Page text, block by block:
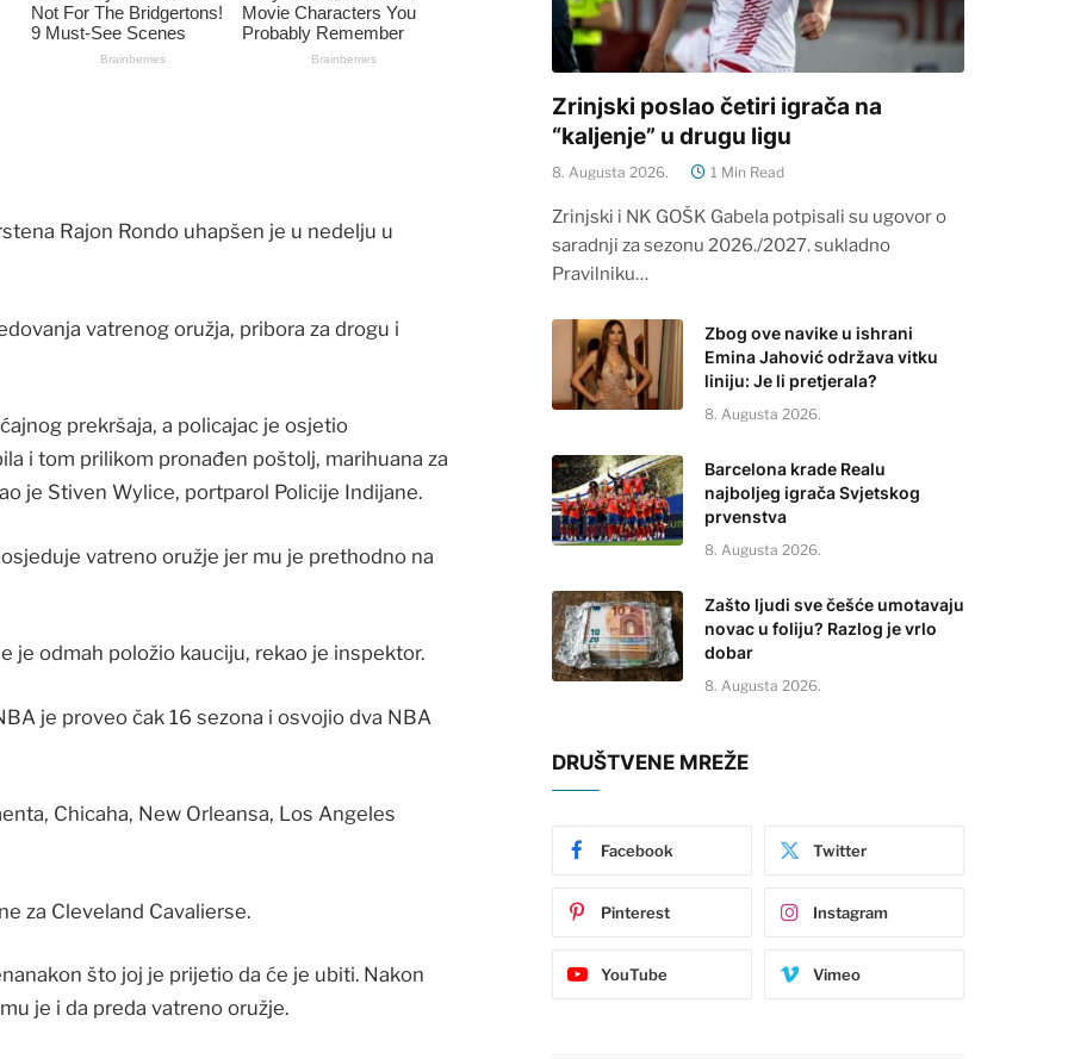
Rajon Rondo uhapšen je u nedelju u
vatrenog oružja, pribora za drogu i
prekršaja, a policajac je osjetio
i tom prilikom pronađen poštolj, marihuana za
je Stiven Wylice, portparol Policije Indijane.
vatreno oružje jer mu je prethodno na
je odmah položio kauciju, rekao je inspektor.
je proveo čak 16 sezona i osvojio dva NBA
Chicaha, New Orleansa, Los Angeles
za Cleveland Cavalierse.
što joj je prijetio da će je ubiti. Nakon
je i da preda vatreno oružje.
Zrinjski poslao četiri igrača na
“kaljenje” u drugu ligu
8. Augusta 2026. 1 Min Read
Zrinjski i NK GOŠK Gabela potpisali su ugovor o
saradnji za sezonu 2026./2027. sukladno
Pravilniku…
Zbog ove navike u ishrani
Emina Jahović održava vitku
liniju: Je li pretjerala?
8. Augusta 2026.
Barcelona krade Realu
najboljeg igrača Svjetskog
prvenstva
8. Augusta 2026.
Zašto ljudi sve češće umotavaju
novac u foliju? Razlog je vrlo
dobar
8. Augusta 2026.
DRUŠTVENE MREŽE
Facebook Twitter
Pinterest Instagram
YouTube Vimeo